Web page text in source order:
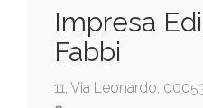
Impresa
Fabbi
11, Via Leonardo,